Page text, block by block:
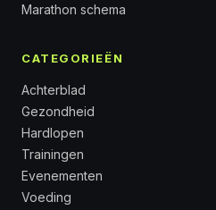
Marathon schema
CATEGORIEËN
Achterblad
Gezondheid
Hardlopen
Trainingen
Evenementen
Voeding